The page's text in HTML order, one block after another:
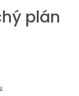
plán